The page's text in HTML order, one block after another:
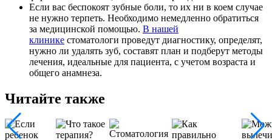
Если вас беспокоят зубные боли, то их ни в коем случае
не нужно терпеть. Необходимо немедленно обратиться
за медицинской помощью. В нашей
клинике стоматологи проведут диагностику, определят,
нужно ли удалять зуб, составят план и подберут методы
лечения, идеальные для пациента, с учетом возраста и
общего анамнеза.
Читайте также